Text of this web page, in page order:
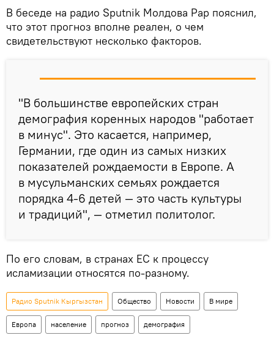
В беседе на радио Sputnik Молдова Рар пояснил,
что этот прогноз вполне реален, о чем
свидетельствуют несколько факторов.
"В большинстве европейских стран
демография коренных народов "работает
в минус". Это касается, например,
Германии, где один из самых низких
показателей рождаемости в Европе. А
в мусульманских семьях рождается
порядка 4-6 детей — это часть культуры
и традиций", — отметил политолог.
По его словам, в странах ЕС к процессу
исламизации относятся по-разному.
Радио Sputnik Кыргызстан Общество Новости В мире
Европа население прогноз демография